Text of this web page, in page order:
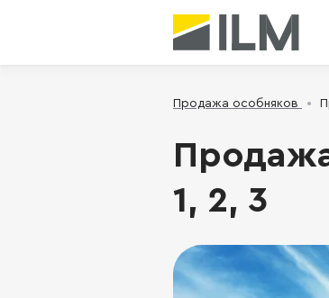
Продажа особняков
1, 2, 3